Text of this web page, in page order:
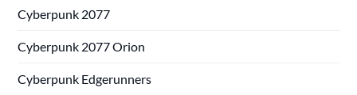
Cyberpunk 2077
Cyberpunk 2077 Orion
Cyberpunk Edgerunners